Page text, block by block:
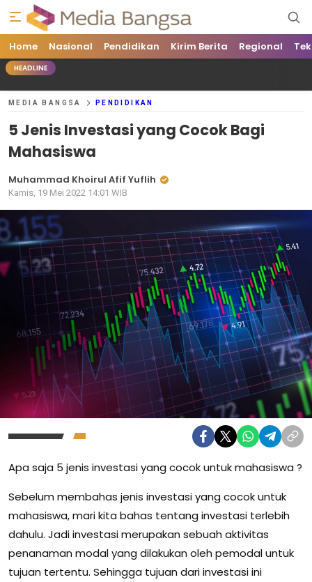
Media Bangsa
Portal Berita Nasional Terpercaya
Home Nasional Pendidikan Kirim Berita Regional
HEADLINE
MEDIA BANGSA PENDIDIKAN
5 Jenis Investasi yang Cocok Bagi
Mahasiswa
Muhammad Khoirul Afif Yuflih
Kamis, 19 Mei 2022 14:01 WIB
Apa saja 5 jenis investasi yang cocok untuk mahasiswa ?
Sebelum membahas jenis investasi yang cocok untuk
mahasiswa, mari kita bahas tentang investasi terlebih
dahulu. Jadi investasi merupakan sebuah aktivitas
penanaman modal yang dilakukan oleh pemodal untuk
tujuan tertentu. Sehingga tujuan dari investasi ini